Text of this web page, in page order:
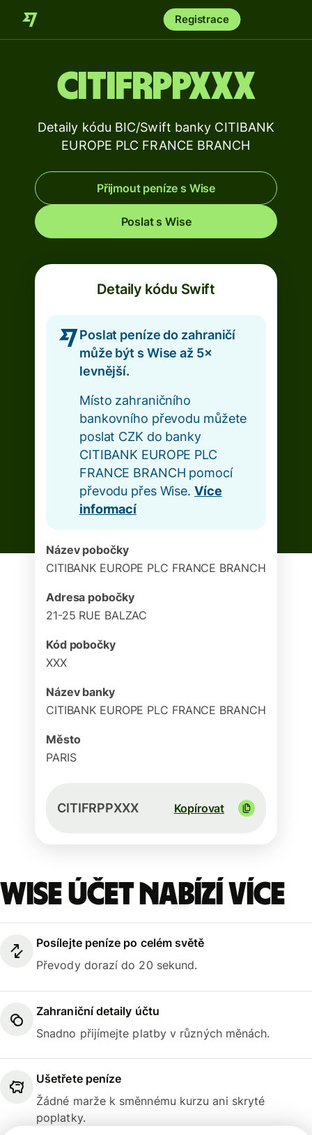
Registrace
CITIFRPPXXX
Detaily kódu BIC/Swift banky CITIBANK
EUROPE PLC FRANCE BRANCH
Přijmout peníze s Wise
Poslat s Wise
Detaily kódu Swift
Poslat peníze do zahraničí
může být s Wise až 5×
levnější.
Místo zahraničního
bankovního převodu můžete
poslat CZK do banky
CITIBANK EUROPE PLC
FRANCE BRANCH pomocí
převodu přes Wise. Více
informací
Název pobočky
CITIBANK EUROPE PLC FRANCE BRANCH
Adresa pobočky
21-25 RUE BALZAC
Kód pobočky
XXX
Název banky
CITIBANK EUROPE PLC FRANCE BRANCH
Město
PARIS
CITIFRPPXXX Kopírovat
Wise účet nabízí více
Posílejte peníze po celém světě
Převody dorazí do 20 sekund.
Zahraniční detaily účtu
Snadno přijímejte platby v různých měnách.
Ušetřete peníze
Žádné marže k směnnému kurzu ani skryté
poplatky.